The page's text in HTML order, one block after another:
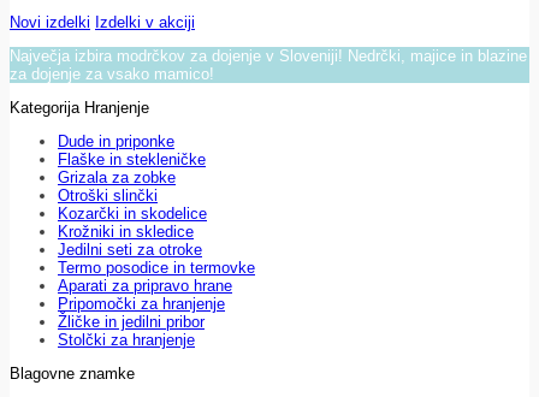
Novi izdelki Izdelki v akciji
Največja izbira modrčkov za dojenje v Sloveniji! Nedrčki, majice in blazine
za dojenje za vsako mamico!
Kategorija Hranjenje
Dude in priponke
Flaške in stekleničke
Grizala za zobke
Otroški slinčki
Kozarčki in skodelice
Krožniki in skledice
Jedilni seti za otroke
Termo posodice in termovke
Aparati za pripravo hrane
Pripomočki za hranjenje
Žličke in jedilni pribor
Stolčki za hranjenje
Blagovne znamke